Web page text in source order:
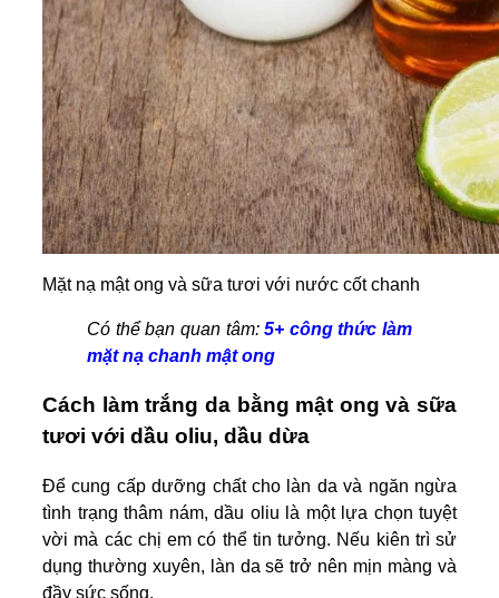
Mặt nạ mật ong và sữa tươi với nước cốt chanh
Có thể bạn quan tâm:5+ công thức làm
mặt nạ chanh mật ong
Cách làm trắng da bằng mật ong và sữa
tươi với dầu oliu, dầu dừa
Để cung cấp dưỡng chất cho làn da và ngăn ngừa
tình trạng thâm nám, dầu oliu là một lựa chọn tuyệt
vời mà các chị em có thể tin tưởng. Nếu kiên trì sử
dụng thường xuyên, làn da sẽ trở nên mịn màng và
đầy sức sống.